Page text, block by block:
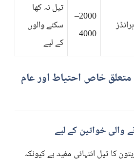
2000–
4000
تیل نہ کھا
سکنے والوں
کے لیے
خاص احتیاط اور عام
والی خواتین کے لیے
کا تیل انتہائی مفید ہے کیونکہ